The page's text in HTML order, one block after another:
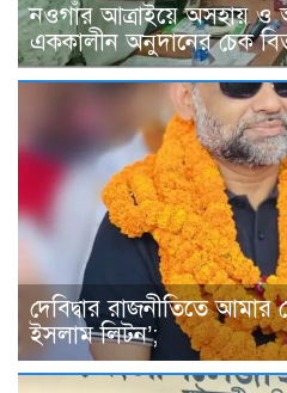
নওগাঁর আত্রাইয়ে অসহায় ও
এককালীন অনুদানের চেক
দেবিদ্বার রাজনীতিতে আমার
ইসলাম লিটন’;